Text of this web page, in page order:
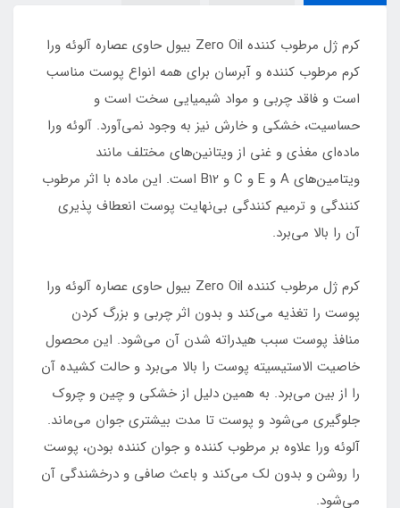
کرم ژل مرطوب کننده Zero Oil بیول حاوی عصاره آلوئه ورا
کرم مرطوب کننده و آبرسان برای همه انواع پوست مناسب
است و فاقد چربی و مواد شیمیایی سخت است و
حساسیت، خشکی و خارش نیز به وجود نمی‌آورد. آلوئه ورا
ماده‌ای مغذی و غنی از ویتانین‌های مختلف مانند
ویتامین‌های A و E و C و B12 است. این ماده با اثر مرطوب
کنندگی و ترمیم کنندگی بی‌نهایت پوست انعطاف پذیری
آن را بالا می‌برد.
کرم ژل مرطوب کننده Zero Oil بیول حاوی عصاره آلوئه ورا
پوست را تغذیه می‌کند و بدون اثر چربی و بزرگ کردن
منافذ پوست سبب هیدراته شدن آن می‌شود. این محصول
خاصیت الاستیسیته پوست را بالا می‌برد و حالت کشیده آن
را از بین می‌برد. به همین دلیل از خشکی و چین و چروک
جلوگیری می‌شود و پوست تا مدت بیشتری جوان می‌ماند.
آلوئه ورا علاوه بر مرطوب کننده و جوان کننده بودن، پوست
را روشن و بدون لک می‌کند و باعث صافی و درخشندگی آن
می‌شود.